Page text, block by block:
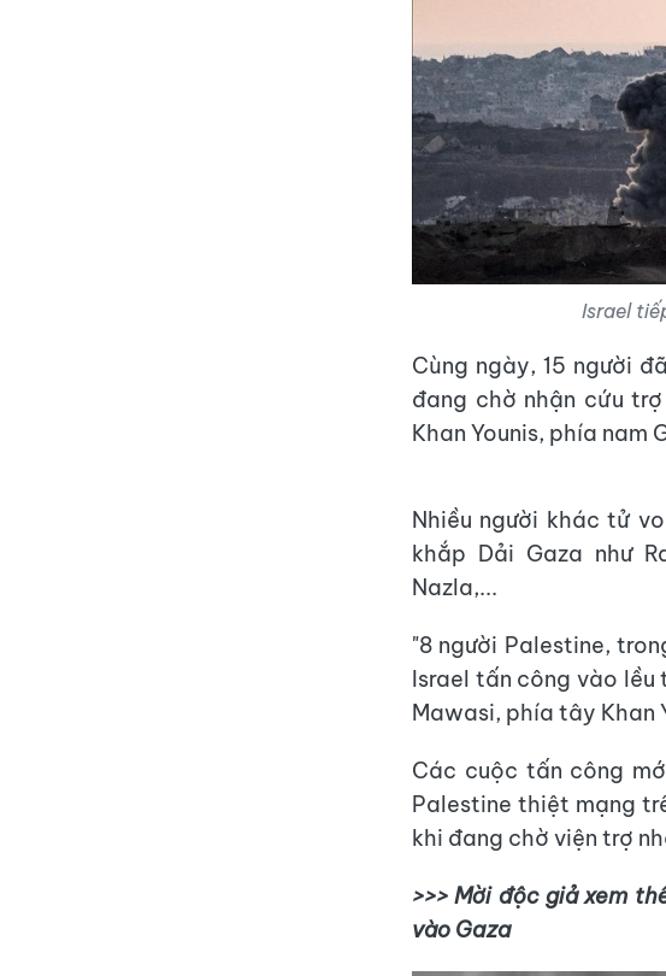
Israel
Cùng ngày, 15 người
đang chờ nhận cứu
Khan Younis, phía nam
Nhiều người khác tử
khắp Dải Gaza như
Nazla,...
"8 người Palestine,
Israel tấn công vào
Mawasi, phía tây Khan
Các cuộc tấn công
Palestine thiệt mạng
khi đang chờ viện trợ
>>> Mời độc giả xem
vào Gaza